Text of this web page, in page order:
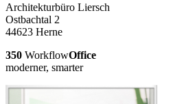
Architekturbüro Liersch
Ostbachtal 2
44623 Herne
350 WorkflowOffice
moderner, smarter